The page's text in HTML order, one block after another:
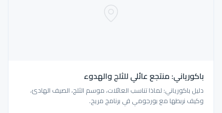
باكورياني: منتجع عائلي للثلج والهدوء
دليل باكورياني: لماذا تناسب العائلات، موسم الثلج، الصيف الهادئ،
وكيف نربطها مع بورجومي في برنامج مريح.